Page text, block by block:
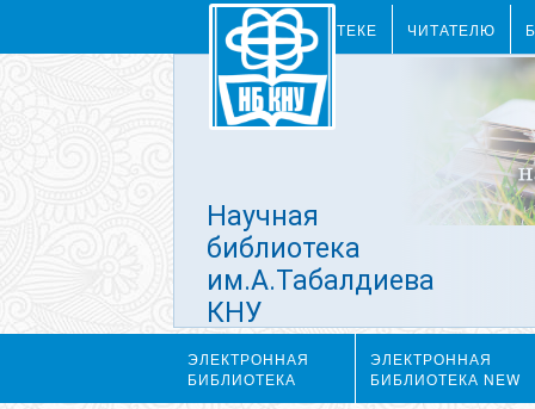
О БИБЛИОТЕКЕ ЧИТАТЕЛЮ
Научная
библиотека
им.А.Табалдиева
КНУ
ЭЛЕКТРОННАЯ
БИБЛИОТЕКА
ЭЛЕКТРОННАЯ
БИБЛИОТЕКА NEW